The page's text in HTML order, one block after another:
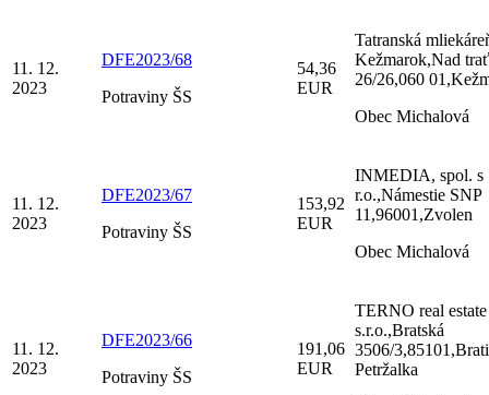
11. 12.
2023
DFE2023/68
Potraviny ŠS
54,36
EUR
Tatranská
Kežmarok,Nad
26/26,060
Obec Michalová
11. 12.
2023
DFE2023/67
Potraviny ŠS
153,92
EUR
INMEDIA, spol. s
r.o.,Námestie SNP
11,96001,Zvolen
Obec Michalová
11. 12.
2023
DFE2023/66
Potraviny ŠS
191,06
EUR
TERNO real estate
s.r.o.,Bratská
3506/
Petržalka